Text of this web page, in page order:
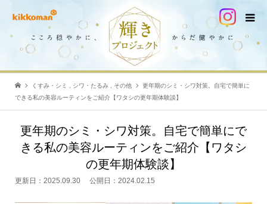
くすみ・シミ シワ・たるみ その他
更年期のシミ・シワ対策。自宅で簡単に
できる私の美容ルーティンをご紹介【ワタシの更年期体験談】
更年期のシミ・シワ対策。自宅で簡単にで
きる私の美容ルーティンをご紹介【ワタシ
の更年期体験談】
更新日： 2025.09.30公開日： 2024.02.15